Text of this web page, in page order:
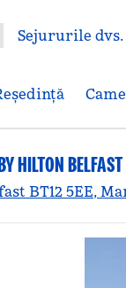
Sejururile dvs.
HILTON
BT12 5EE,